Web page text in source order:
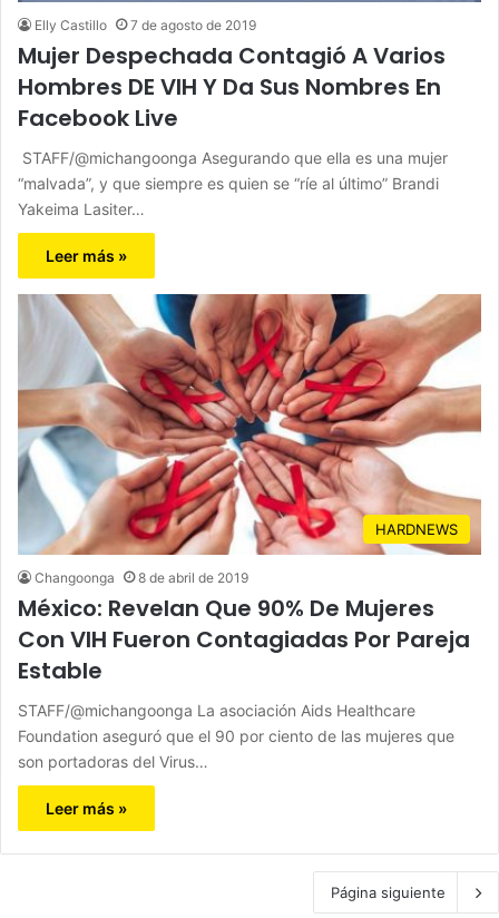
Elly Castillo 7 de agosto de 2019
Mujer Despechada Contagió A Varios
Hombres DE VIH Y Da Sus Nombres En
Facebook Live
STAFF/@michangoonga Asegurando que ella es una mujer
“malvada”, y que siempre es quien se “ríe al último” Brandi
Yakeima Lasiter…
Leer más »
HARDNEWS
Changoonga 8 de abril de 2019
México: Revelan Que 90% De Mujeres
Con VIH Fueron Contagiadas Por Pareja
Estable
STAFF/@michangoonga La asociación Aids Healthcare
Foundation aseguró que el 90 por ciento de las mujeres que
son portadoras del Virus…
Leer más »
Página siguiente